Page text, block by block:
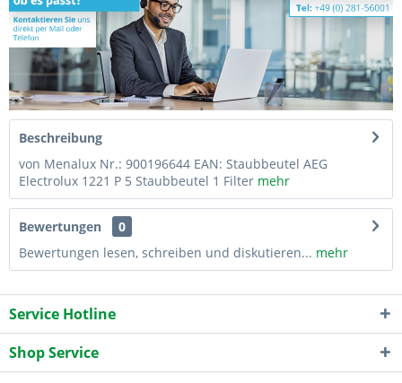
Beschreibung
von Menalux Nr.: 900196644 EAN: Staubbeutel AEG
Electrolux 1221 P 5 Staubbeutel 1 Filter mehr
Bewertungen
0
Bewertungen lesen, schreiben und diskutieren... mehr
Service Hotline
Shop Service